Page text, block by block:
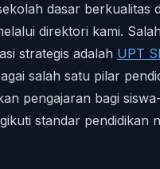
dasar berkualitas
direktori kami.
strategis adalah UPT
salah satu pilar
pengajaran bagi
standar pendidikan